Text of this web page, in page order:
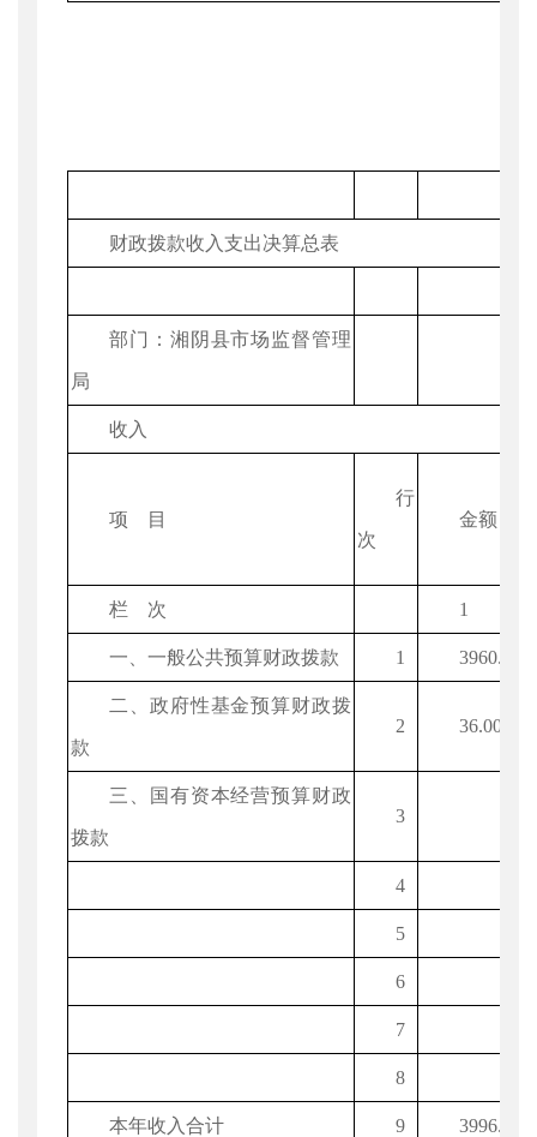
财政拨款收入支出决算总表
部门：湘阴县市场监督管理
局
收入
项 目
行
次
金额
栏 次 1
一、一般公共预算财政拨款 1 3960.32
二、政府性基金预算财政拨
款
2 36.00
三、国有资本经营预算财政
拨款
3
4
5
6
7
8
本年收入合计 9 3996.32